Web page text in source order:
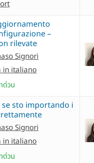
–
rilevate
Signori
in italiano
ด่วน
se sto importando i
Signori
in italiano
ด่วน